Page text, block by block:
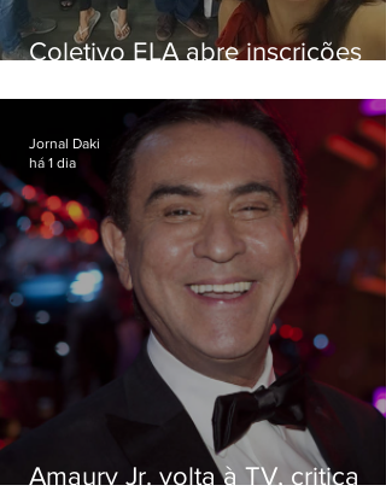
Coletivo ELA abre inscrições
Amaury Jr. volta à TV, critica
Jornal Daki
há 1 dia